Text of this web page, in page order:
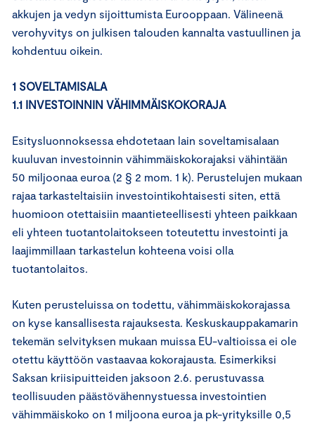
akkujen ja vedyn sijoittumista Eurooppaan. Välineenä
verohyvitys on julkisen talouden kannalta vastuullinen ja
kohdentuu oikein.
1 SOVELTAMISALA
1.1 INVESTOINNIN VÄHIMMÄISKOKORAJA
Esitysluonnoksessa ehdotetaan lain soveltamisalaan
kuuluvan investoinnin vähimmäiskokorajaksi vähintään
50 miljoonaa euroa (2 § 2 mom. 1 k). Perustelujen mukaan
rajaa tarkasteltaisiin investointikohtaisesti siten, että
huomioon otettaisiin maantieteellisesti yhteen paikkaan
eli yhteen tuotantolaitokseen toteutettu investointi ja
laajimmillaan tarkastelun kohteena voisi olla
tuotantolaitos.
Kuten perusteluissa on todettu, vähimmäiskokorajassa
on kyse kansallisesta rajauksesta. Keskuskauppakamarin
tekemän selvityksen mukaan muissa EU-valtioissa ei ole
otettu käyttöön vastaavaa kokorajausta. Esimerkiksi
Saksan kriisipuitteiden jaksoon 2.6. perustuvassa
teollisuuden päästövähennystuessa investointien
vähimmäiskoko on 1 miljoona euroa ja pk-yrityksille 0,5